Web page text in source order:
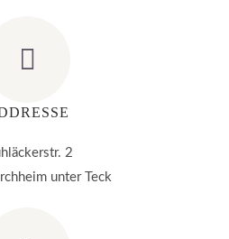
2
unter Teck